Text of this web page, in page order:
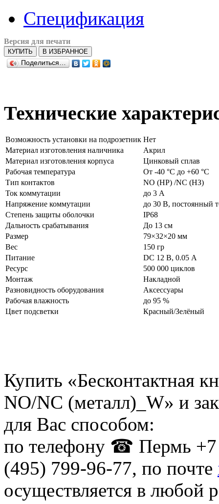
Спецификация
Версия для печати
КУПИТЬ
В ИЗБРАННОЕ
Поделиться…
Технические
Возможность установки на подрозетник Нет
Материал изготовления наличника
Акрил
Материал изготовления корпуса
Цинковый сплав
Рабочая температура
От -40 °С до +60 °С
Тип контактов
NO (НР) /NC (НЗ)
Ток коммутации
до 3 А
Напряжение коммутации
до 30 В, постоянный
Степень защиты оболочки
IP68
Дальность срабатывания
До 13 см
Размер
79×32×20 мм
Вес
150 гр
Питание
DC 12 В, 0.05 А
Ресурс
500 000 циклов
Монтаж
Накладной
Разновидность оборудования
Аксессуары
Рабочая влажность
до 95 %
Цвет подсветки
Красный/Зелёный
Купить «Бесконтактная
NO/NC (металл)_W» и
для Вас способом:
по телефону ☎ Пермь
(495) 799-96-77, по почте
осуществляется в любой